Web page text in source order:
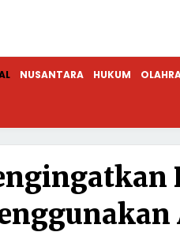
NUSANTARA HUKUM